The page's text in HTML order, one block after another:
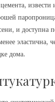
и доступна
эластична,
дома.